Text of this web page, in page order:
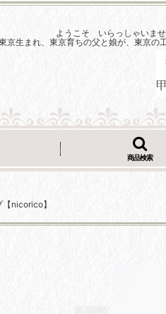
ようこそ いらっしゃいませ
京生まれ、東京育ちの父と娘が、東京の
商品検索
nicorico】